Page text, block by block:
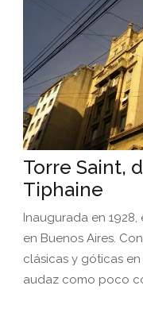
Torre Saint,
Tiphaine
Inaugurada en
en Buenos Aires.
clásicas y góticas
audaz como poco